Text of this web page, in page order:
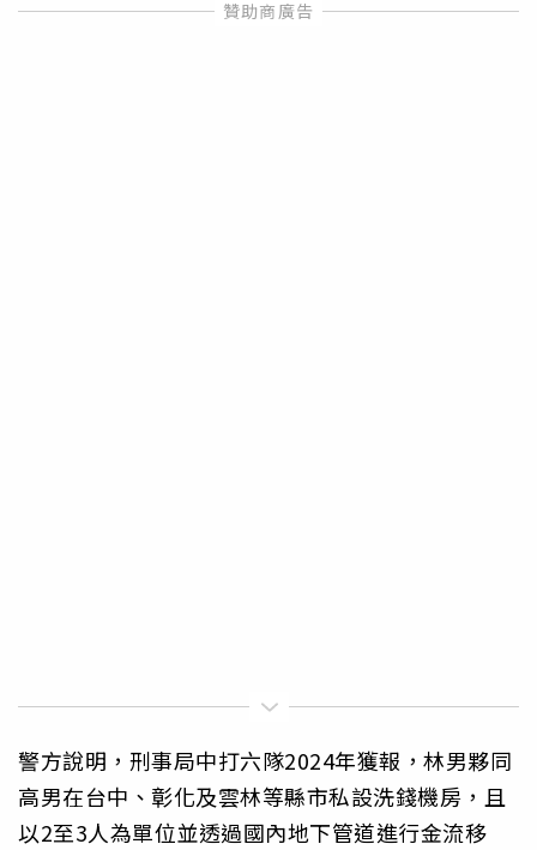
警方說明，刑事局中打六隊2024年獲報，林男夥同
高男在台中、彰化及雲林等縣市私設洗錢機房，且
以2至3人為單位並透過國內地下管道進行金流移